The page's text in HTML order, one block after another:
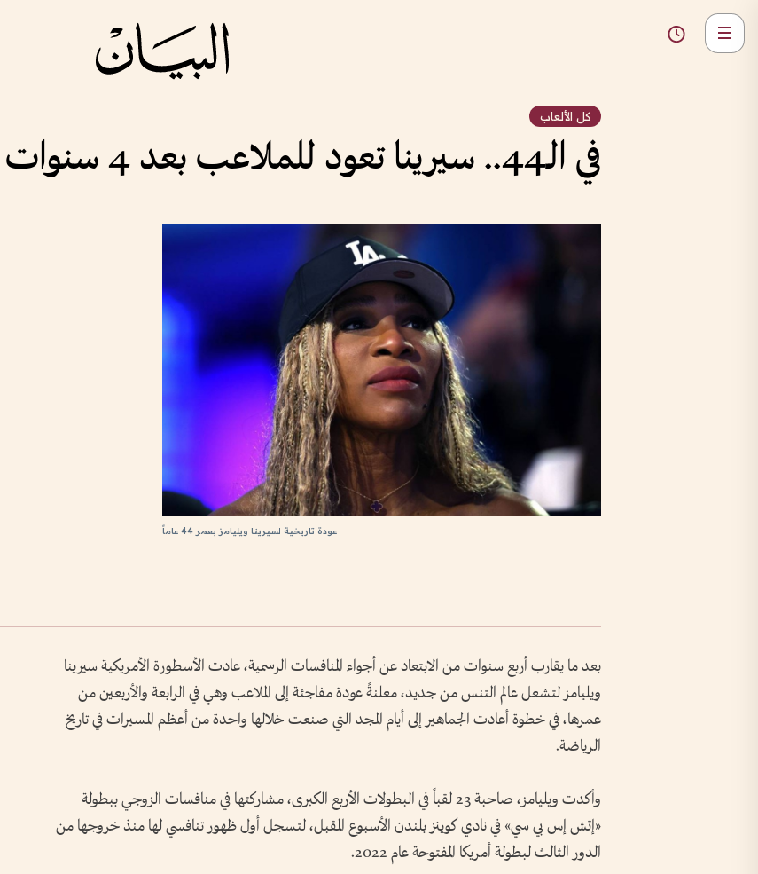
كل الألعاب
في الـ44.. سيرينا تعود للملاعب بعد 4 سنوات من الغياب
عودة تاريخية لسيرينا ويليامز بعمر 44 عاماً
بعد ما يقارب أربع سنوات من الابتعاد عن أجواء المنافسات الرسمية، عادت الأسطورة الأمريكية سيرينا
ويليامز لتشعل عالم التنس من جديد، معلنةً عودة مفاجئة إلى الملاعب وهي في الرابعة والأربعين من
عمرها، في خطوة أعادت الجماهير إلى أيام المجد التي صنعت خلالها واحدة من أعظم المسيرات في تاريخ
الرياضة.
وأكدت ويليامز، صاحبة 23 لقباً في البطولات الأربع الكبرى، مشاركتها في منافسات الزوجي ببطولة
«إتش إس بي سي» في نادي كوينز بلندن الأسبوع المقبل، لتسجل أول ظهور تنافسي لها منذ خروجها من
الدور الثالث لبطولة أمريكا المفتوحة عام 2022.